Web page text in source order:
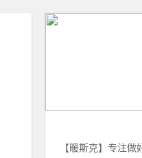
【暖斯克】专注